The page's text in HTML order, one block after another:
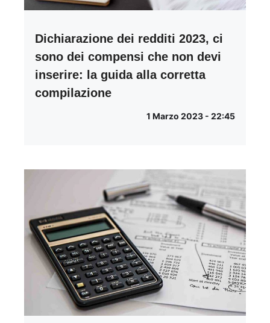
Dichiarazione dei redditi 2023, ci
sono dei compensi che non devi
inserire: la guida alla corretta
compilazione
1 Marzo 2023 - 22:45